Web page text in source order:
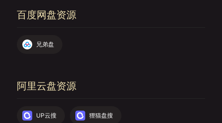
百度网盘资源
兄弟盘
阿里云盘资源
UP云搜 狸猫盘搜